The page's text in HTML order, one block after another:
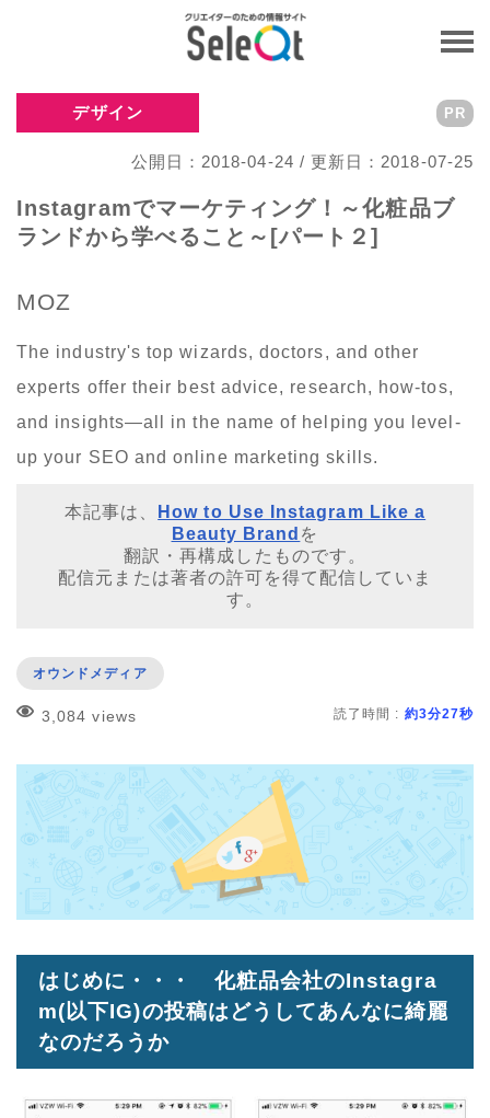
デザイン
公開日：2018-04-24 / 更新日：2018-07-25
PR
Instagramでマーケティング！～化粧品ブ
ランドから学べること～[パート２]
MOZ
The industry's top wizards, doctors, and other
experts offer their best advice, research, how-tos,
and insights—all in the name of helping you level-
up your SEO and online marketing skills.
本記事は、
How to Use Instagram Like a
Beauty Brand を
翻訳・再構成したものです。
配信元または著者の許可を得て配信していま
す。
オウンドメディア
3,084 views 読了時間 : 約3分27秒
はじめに・・・ 化粧品会社のInstagra
m(以下IG)の投稿はどうしてあんなに綺麗
なのだろうか